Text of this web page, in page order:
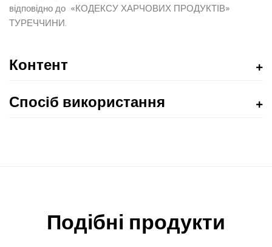
відповідно до «КОДЕКСУ ХАРЧОВИХ ПРОДУКТІВ»
ТУРЕЧЧИНИ.
Контент
Спосіб використання
Подібні продукти